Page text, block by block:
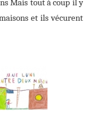
Mais tout à coup il y
et ils vécurent